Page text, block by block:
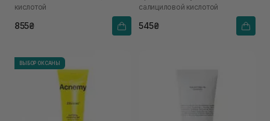
кислотой
855₴
салициловой кислотой
545₴
ВЫБОР ОКСАНЫ